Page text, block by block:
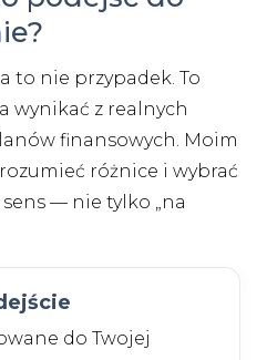
to nie przypadek. To
wynikać z realnych
finansowych. Moim
różnice i wybrać
— nie tylko „na
do Twojej